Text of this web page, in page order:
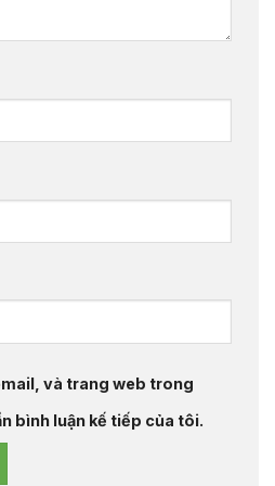
và trang web trong
bình luận kế tiếp của tôi.